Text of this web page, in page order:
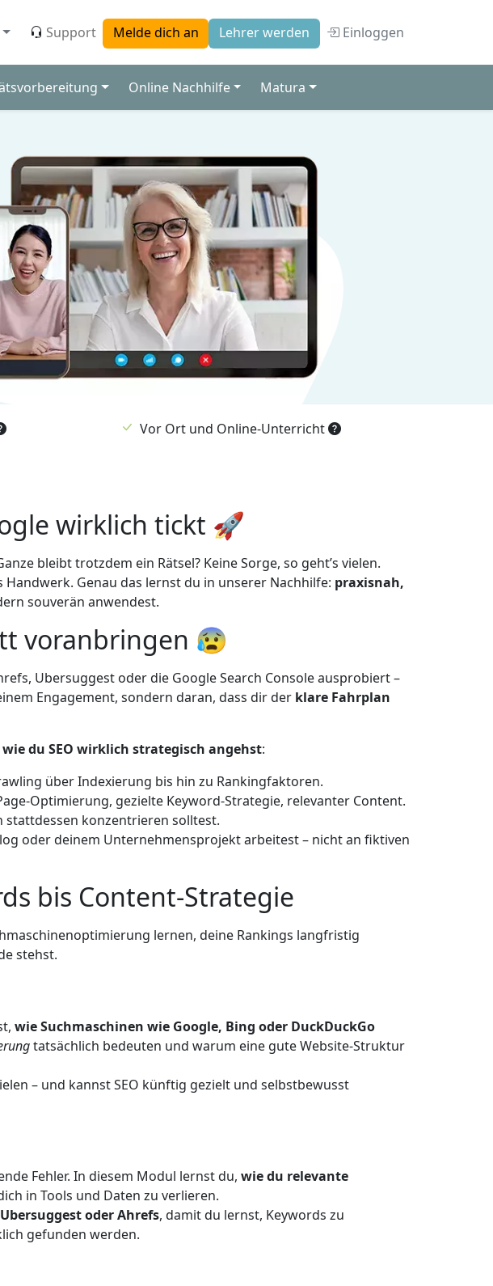
Support Melde dich an Lehrer werden Einloggen
Online Nachhilfe Matura
Vor Ort und Online-Unterricht
wirklich tickt 🚀
bleibt trotzdem ein Rätsel? Keine Sorge, so geht’s vielen.
Genau das lernst du in unserer Nachhilfe: praxisnah,
souverän anwendest.
voranbringen 😰
Ubersuggest oder die Google Search Console ausprobiert –
Engagement, sondern daran, dass dir der klare Fahrplan
wie du SEO wirklich strategisch angehst:
über Indexierung bis hin zu Rankingfaktoren.
Optimierung, gezielte Keyword-Strategie, relevanter Content.
stattdessen konzentrieren solltest.
oder deinem Unternehmensprojekt arbeitest – nicht an fiktiven
bis Content-Strategie
lernen, deine Rankings langfristig
stehst.
wie Suchmaschinen wie Google, Bing oder DuckDuckGo
tatsächlich bedeuten und warum eine gute Website-Struktur
– und kannst SEO künftig gezielt und selbstbewusst
Fehler. In diesem Modul lernst du, wie du relevante
in Tools und Daten zu verlieren.
oder Ahrefs, damit du lernst, Keywords zu
gefunden werden.